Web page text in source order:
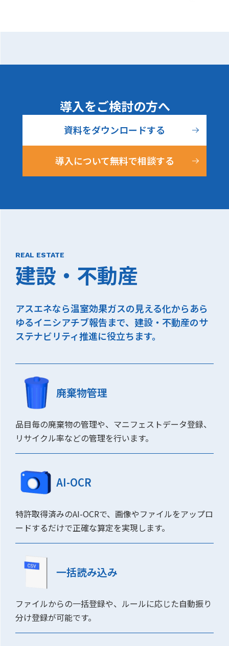
導入をご検討の方へ
資料をダウンロードする
導入について無料で相談する
REAL ESTATE
建設・不動産
アスエネなら温室効果ガスの見える化からあら
ゆるイニシアチブ報告まで、建設・不動産のサ
ステナビリティ推進に役立ちます。
廃棄物管理
品目毎の廃棄物の管理や、マニフェストデータ登録、
リサイクル率などの管理を行います。
AI-OCR
特許取得済みのAI-OCRで、画像やファイルをアップロ
ードするだけで正確な算定を実現します。
一括読み込み
ファイルからの一括登録や、ルールに応じた自動振り
分け登録が可能です。